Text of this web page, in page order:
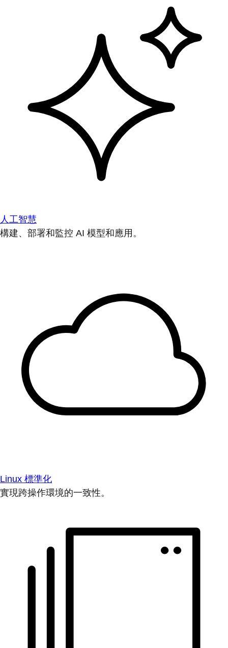
人工智慧
構建、部署和監控 AI 模型和應用。
Linux 標準化
實現跨操作環境的一致性。